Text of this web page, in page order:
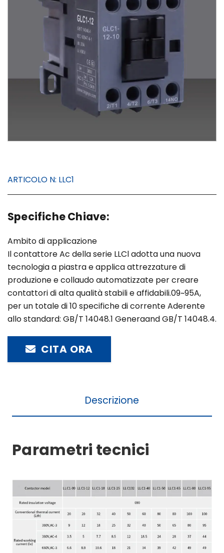
ARTICOLO N: LLC1
Specifiche Chiave:
Ambito di applicazione
Il contattore Ac della serie LLCl adotta una nuova
tecnologia a piastra e applica attrezzature di
produzione e collaudo automatizzate per creare
contattori di alta qualità stabili e affidabili.09~95A,
per un totale di 10 specifiche di corrente Aderente
allo standard: GB/T 14048.1 Generaand GB/T 14048.4.
CITA ORA
Descrizione
Parametri tecnici